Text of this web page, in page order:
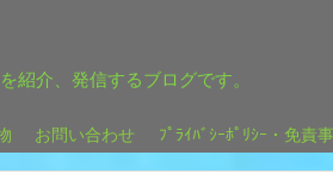
紹介、発信するブログです。
お問い合わせ ﾌﾟﾗｲﾊﾞｼｰﾎﾟﾘｼｰ・免責